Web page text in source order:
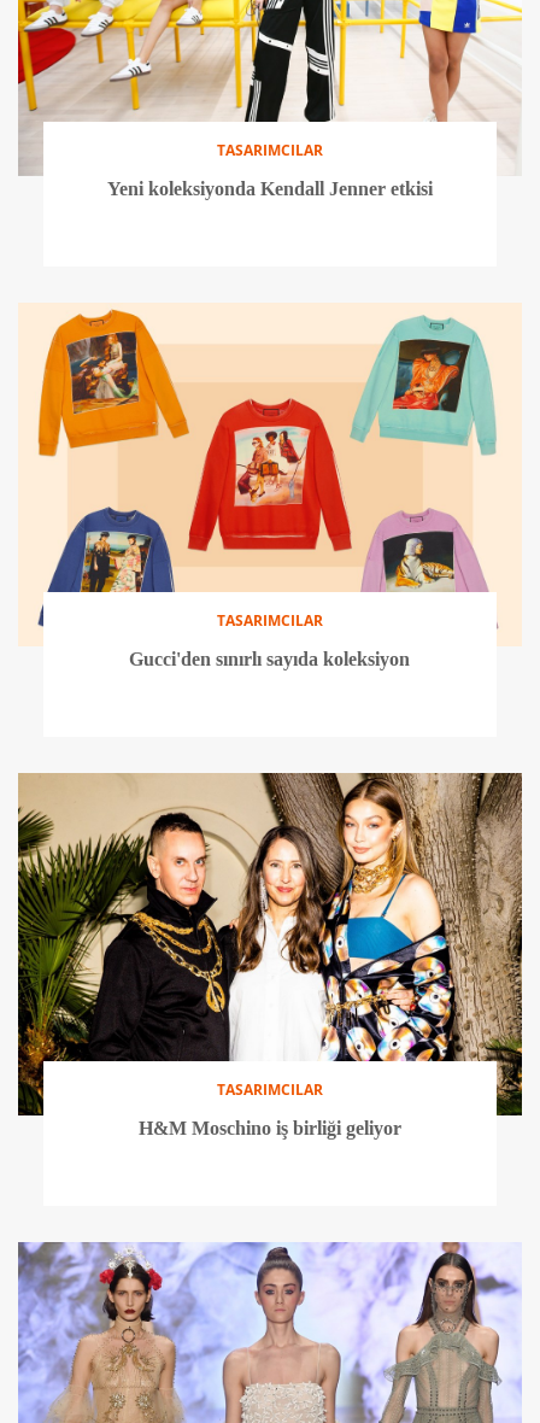
TASARIMCILAR
Yeni koleksiyonda Kendall Jenner etkisi
TASARIMCILAR
Gucci'den sınırlı sayıda koleksiyon
TASARIMCILAR
H&M Moschino iş birliği geliyor